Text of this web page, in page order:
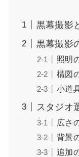
黒幕撮影
黒幕撮影
照明
構図
小道
スタジオ
広さ
背景
追加